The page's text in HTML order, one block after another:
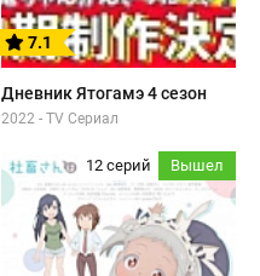
7.1
Дневник Ятогамэ 4 сезон
2022 - TV Сериал
12 серий Вышел